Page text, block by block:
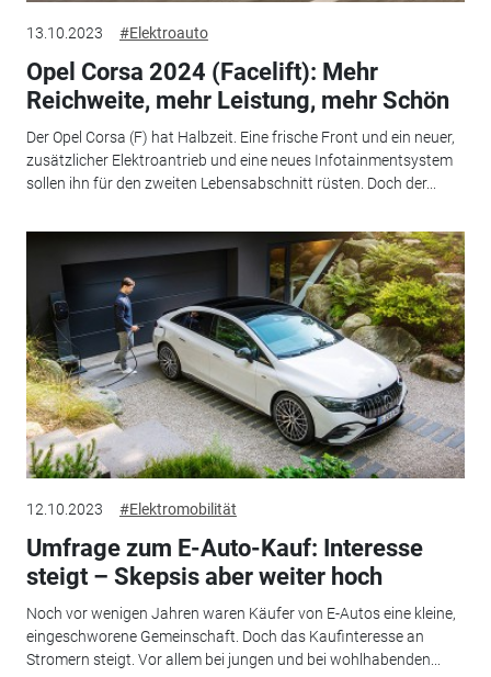
13.10.2023 #Elektroauto
Opel Corsa 2024 (Facelift): Mehr
Reichweite, mehr Leistung, mehr Schön
Der Opel Corsa (F) hat Halbzeit. Eine frische Front und ein neuer,
zusätzlicher Elektroantrieb und eine neues Infotainmentsystem
sollen ihn für den zweiten Lebensabschnitt rüsten. Doch der...
12.10.2023 #Elektromobilität
Umfrage zum E-Auto-Kauf: Interesse
steigt – Skepsis aber weiter hoch
Noch vor wenigen Jahren waren Käufer von E-Autos eine kleine,
eingeschworene Gemeinschaft. Doch das Kaufinteresse an
Stromern steigt. Vor allem bei jungen und bei wohlhabenden...